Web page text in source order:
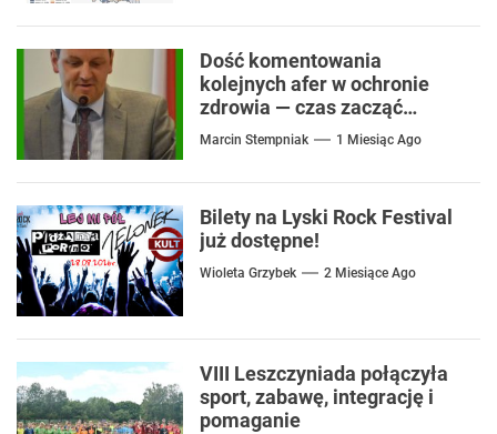
Dość komentowania
kolejnych afer w ochronie
zdrowia — czas zacząć
mówić o rozwiązaniach
Marcin Stempniak 1 Miesiąc Ago
Bilety na Lyski Rock Festival
już dostępne!
Wioleta Grzybek 2 Miesiące Ago
VIII Leszczyniada połączyła
sport, zabawę, integrację i
pomaganie